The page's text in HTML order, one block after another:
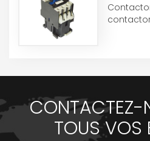
CONTACTEZ-
TOUS VOS